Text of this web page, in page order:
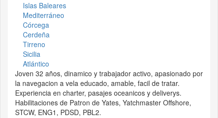
Islas Baleares
Mediterráneo
Córcega
Cerdeña
Tirreno
Sicilia
Atlántico
Joven 32 años, dinamico y trabajador activo, apasionado por
la navegacion a vela educado, amable, facil de tratar.
Experiencia en charter, pasajes oceanicos y deliverys.
Habilitaciones de Patron de Yates, Yatchmaster Offshore,
STCW, ENG1, PDSD, PBL2.